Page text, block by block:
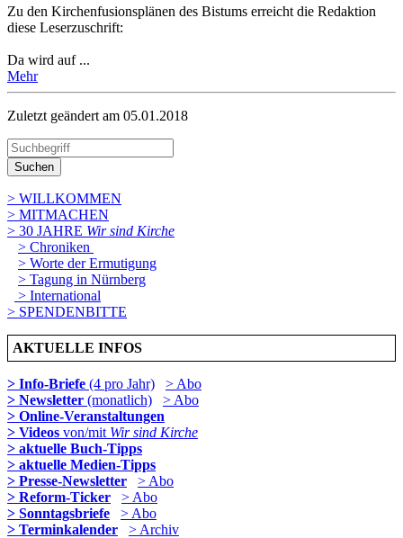
Zu den Kirchenfusionsplänen des Bistums erreicht die Redaktion
diese Leserzuschrift:
Da wird auf ...
Mehr
Zuletzt geändert am 05­.01.2018
Suchen
> WILLKOMMEN
> MITMACHEN
> 30 JAHRE Wir sind Kirche
> Chroniken
> Worte der Ermutigung
> Tagung in Nürnberg
> International
> SPENDENBITTE
AKTUELLE INFOS
> Info-Briefe (4 pro Jahr)
> Abo
> Newsletter (monatlich)
> Abo
> Online-Veranstaltungen
> Videos von/mit Wir sind Kirche
> aktuelle Buch-Tipps
> aktuelle Medien-Tipps
> Presse-Newsletter
> Abo
> Reform-Ticker
> Abo
> Sonntagsbriefe
> Abo
> Terminkalender
> Archiv